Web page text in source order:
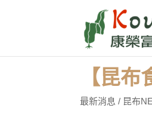
【昆
最新消息 / 昆布